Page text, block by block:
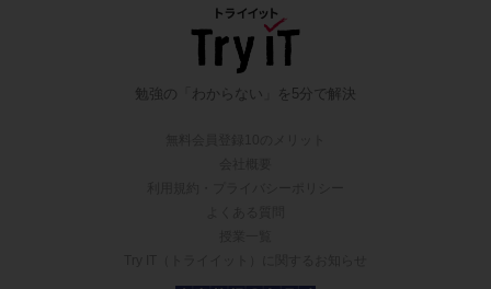
勉強の「わからない」を5分で解決